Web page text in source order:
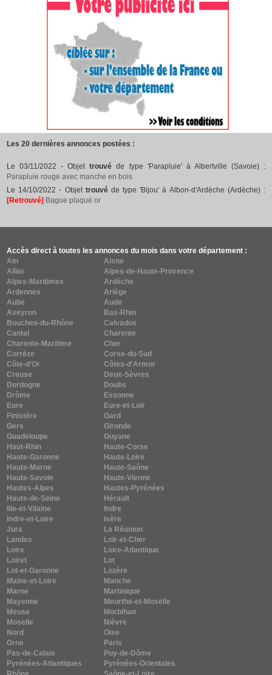
Les 20 dernières annonces postées :
Le 03/11/2022 - Objettrouvé de type 'Parapluie' à Albertville (Savoie) :
Parapluie rouge avec manche en bois
Le 14/10/2022 - Objet trouvéde type 'Bijou' à Albon-d'Ardèche (Ardèche) :
[Retrouvé] Bague plaqué or
Accès direct à toutes les annonces du mois dans votre département :
Ain
Aisne
Allier
Alpes-de-Haute-Provence
Alpes-Maritimes
Ardèche
Ardennes
Ariège
Aube
Aude
Aveyron
Bas-Rhin
Bouches-du-Rhône
Calvados
Cantal
Charente
Charente-Maritime
Cher
Corrèze
Corse-du-Sud
Côte-d'Or
Côtes-d'Armor
Creuse
Deux-Sèvres
Dordogne
Doubs
Drôme
Essonne
Eure
Eure-et-Loir
Finistère
Gard
Gers
Gironde
Guadeloupe
Guyane
Haut-Rhin
Haute-Corse
Haute-Garonne
Haute-Loire
Haute-Marne
Haute-Saône
Haute-Savoie
Haute-Vienne
Hautes-Alpes
Hautes-Pyrénées
Hauts-de-Seine
Hérault
Ille-et-Vilaine
Indre
Indre-et-Loire
Isère
Jura
La Réunion
Landes
Loir-et-Cher
Loire
Loire-Atlantique
Loiret
Lot
Lot-et-Garonne
Lozère
Maine-et-Loire
Manche
Marne
Martinique
Mayenne
Meurthe-et-Moselle
Meuse
Morbihan
Moselle
Nièvre
Nord
Oise
Orne
Paris
Pas-de-Calais
Puy-de-Dôme
Pyrénées-Atlantiques
Pyrénées-Orientales